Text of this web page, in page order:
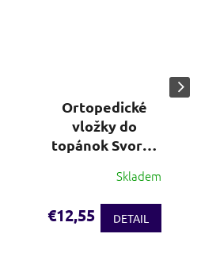
Ortopedické
vložky do
topánok Svorto
Skladem
€12,55 DETAIL